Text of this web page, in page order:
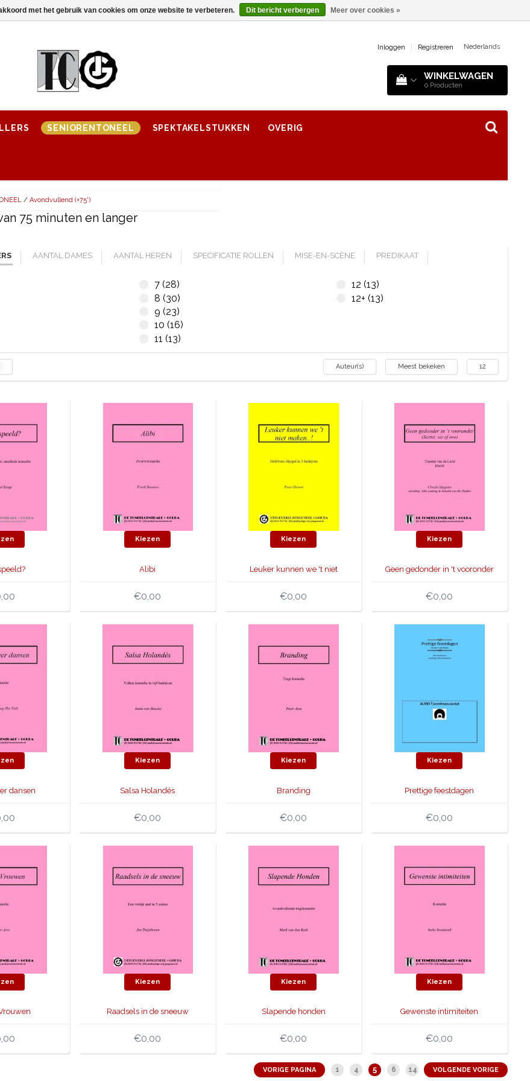
Inloggen Registreren Nederlands
WINKELWAGEN
0 Producten
SENIORENTONEEL SPEKTAKELSTUKKEN OVERIG
/ Avondvullend (+75')
75 minuten en langer
AANTAL DAMES AANTAL HEREN SPECIFICATIE ROLLEN MISE-EN-SCÈNE PREDIKAAT
7 (28)
8 (30)
9 (23)
10 (16)
11 (13)
12 (13)
12+ (13)
Auteur(s) Meest bekeken 12
Kiezen
Alibi
€0,00
Kiezen
Leuker kunnen we 't niet
€0,00
Kiezen
Geen gedonder in 't vooronder
€0,00
dansen
Kiezen
Salsa Holandés
€0,00
Kiezen
Branding
€0,00
Kiezen
Prettige feestdagen
€0,00
Kiezen
Raadsels in de sneeuw
€0,00
Kiezen
Slapende honden
€0,00
Kiezen
Gewenste intimiteiten
€0,00
VORIGE PAGINA 1 4 5 6 14 VOLGENDE VORIGE
met het gebruik van cookies om onze website te verbeteren. Dit bericht verbergen Meer over cookies »